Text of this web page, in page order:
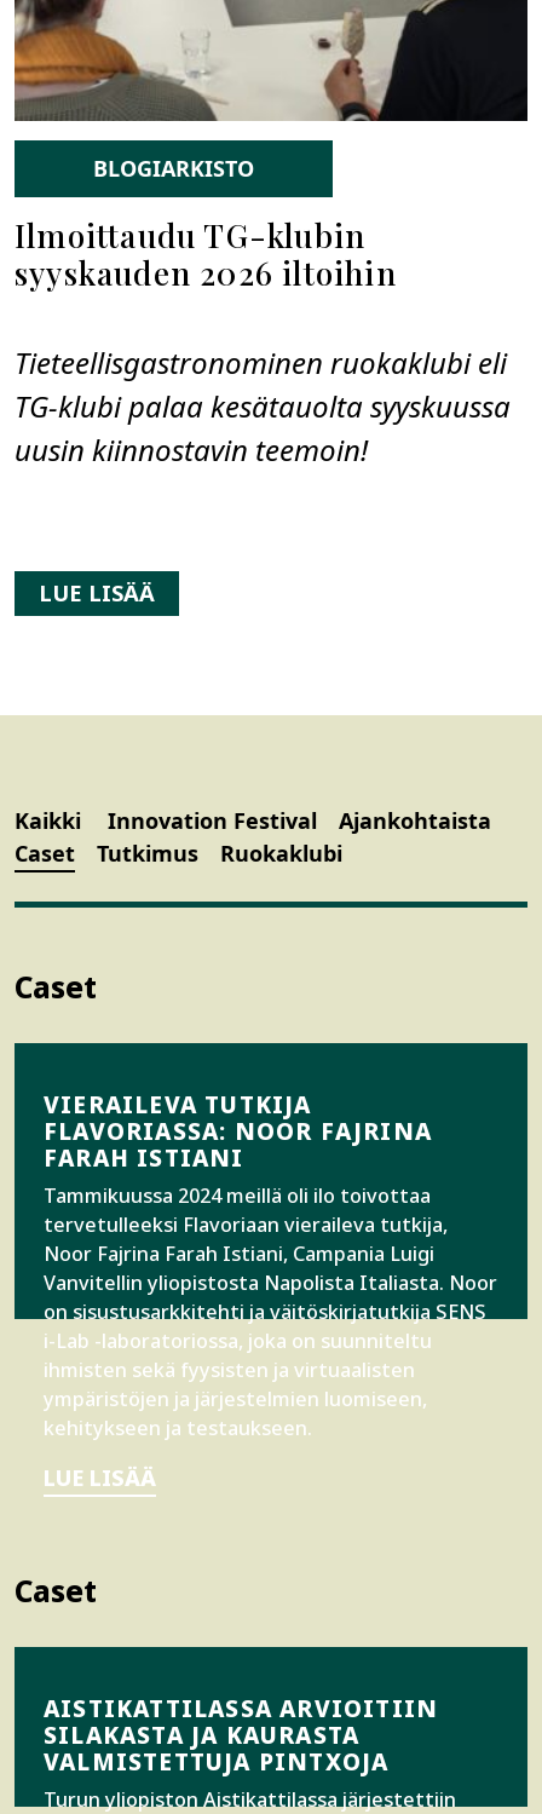
BLOGIARKISTO
Ilmoittaudu TG-klubin
syyskauden 2026 iltoihin
Tieteellisgastronominen ruokaklubi eli
TG-klubi palaa kesätauolta syyskuussa
uusin kiinnostavin teemoin!
LUE LISÄÄ
Kaikki Innovation Festival
Ajankohtaista
Caset
Tutkimus Ruokaklubi
Caset
VIERAILEVA TUTKIJA
FLAVORIASSA: NOOR FAJRINA
FARAH ISTIANI
Tammikuussa 2024 meillä oli ilo toivottaa
tervetulleeksi Flavoriaan vieraileva tutkija,
Noor Fajrina Farah Istiani, Campania Luigi
Vanvitellin yliopistosta Napolista Italiasta. Noor
on sisustusarkkitehti ja väitöskirjatutkija SENS
i-Lab -laboratoriossa, joka on suunniteltu
ihmisten sekä fyysisten ja virtuaalisten
ympäristöjen ja järjestelmien luomiseen,
kehitykseen ja testaukseen.
LUE LISÄÄ
Caset
AISTIKATTILASSA ARVIOITIIN
SILAKASTA JA KAURASTA
VALMISTETTUJA PINTXOJA
Turun yliopiston Aistikattilassa järjestettiin